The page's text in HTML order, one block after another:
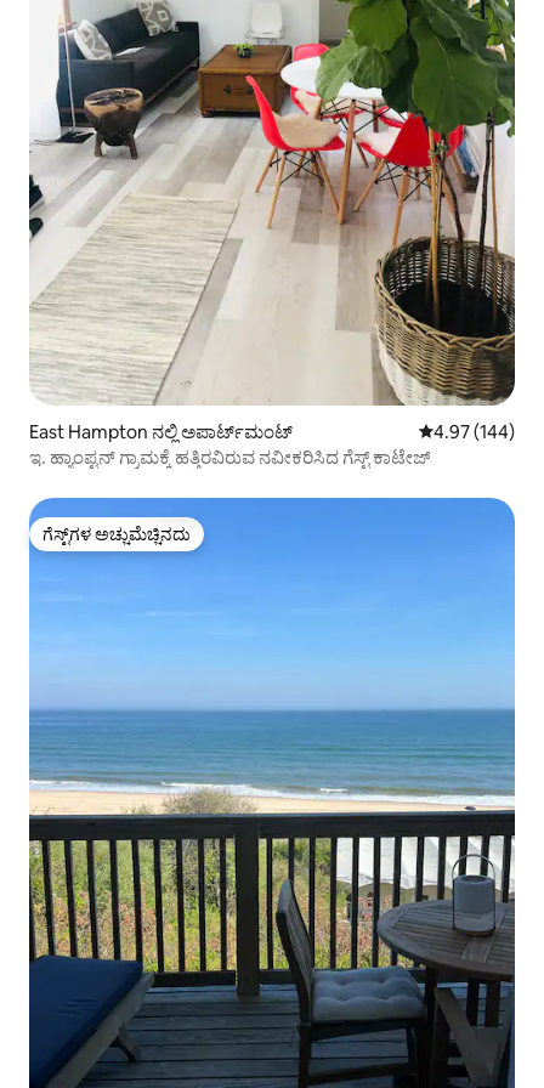
East Hampton ನಲ್ಲಿ ಅಪಾರ್ಟ್‌ಮಂಟ್ 5 ರಲ್ಲಿ 4.97
4.97 (144)
ಇ. ಹ್ಯಾಂಪ್ಟನ್ ಗ್ರಾಮಕ್ಕೆ ಹತ್ತಿರವಿರುವ ನವೀಕರಿಸಿದ ಗೆಸ್ಟ್ ಕಾಟೇಜ್
ಗೆಸ್ಟ್‌ಗಳ ಅಚ್ಚುಮೆಚ್ಚಿನದು
ಗೆಸ್ಟ್‌ಗಳ ಅಚ್ಚುಮೆಚ್ಚಿನದು